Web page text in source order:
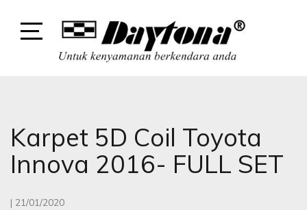
Karpet 5D Coil Toyota
Innova 2016- FULL SET
| 21/01/2020